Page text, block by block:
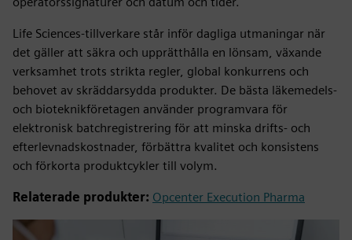
Life Sciences-tillverkare står inför dagliga utmaningar när
det gäller att säkra och upprätthålla en lönsam, växande
verksamhet trots strikta regler, global konkurrens och
behovet av skräddarsydda produkter. De bästa läkemedels-
och bioteknikföretagen använder programvara för
elektronisk batchregistrering för att minska drifts- och
efterlevnadskostnader, förbättra kvalitet och konsistens
och förkorta produktcykler till volym.
Relaterade produkter: Opcenter Execution Pharma